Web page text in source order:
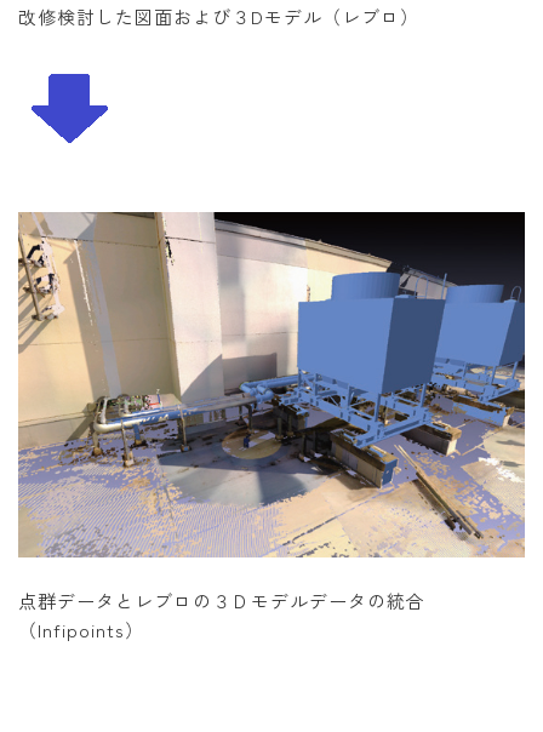
改修検討した図面および３Dモデル（レブロ）
点群データとレブロの３Ｄモデルデータの統合
（Infipoints）